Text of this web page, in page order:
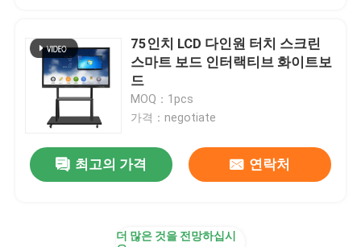
75인치 LCD 다인원 터치 스크린
스마트 보드 인터랙티브 화이트보
드
MOQ：1pcs
가격：negotiate
최고의 가격 연락처
더 많은 것을 전망하십시